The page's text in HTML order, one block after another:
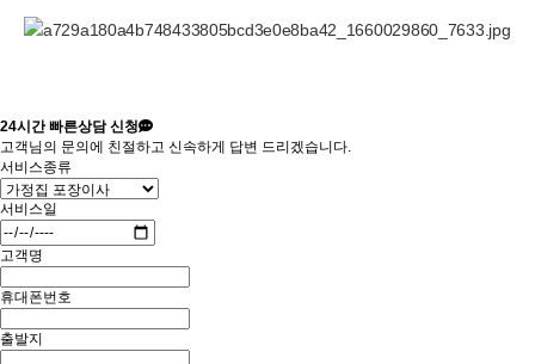
24시간빠른상담 신청
고객님의 문의에 친절하고 신속하게 답변 드리겠습니다.
서비스종류
서비스일
고객명
휴대폰번호
출발지